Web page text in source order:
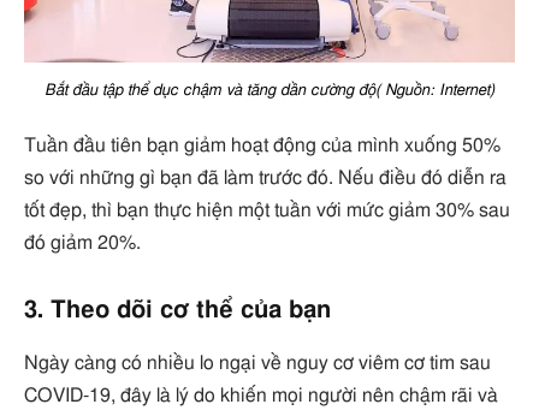
Bắt đầu tập thể dục chậm và tăng dần cường độ( Nguồn: Internet)
Tuần đầu tiên bạn giảm hoạt động của mình xuống 50%
so với những gì bạn đã làm trước đó. Nếu điều đó diễn ra
tốt đẹp, thì bạn thực hiện một tuần với mức giảm 30% sau
đó giảm 20%.
3. Theo dõi cơ thể của bạn
Ngày càng có nhiều lo ngại về nguy cơ viêm cơ tim sau
COVID-19, đây là lý do khiến mọi người nên chậm rãi và